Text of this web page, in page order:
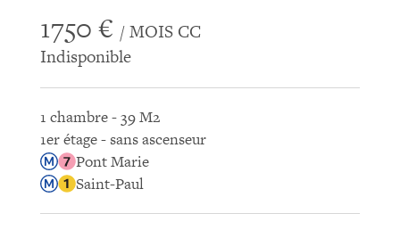
1750 € / MOIS CC
Indisponible
1 chambre - 39 M2
1er étage - sans ascenseur
Pont Marie
Saint-Paul